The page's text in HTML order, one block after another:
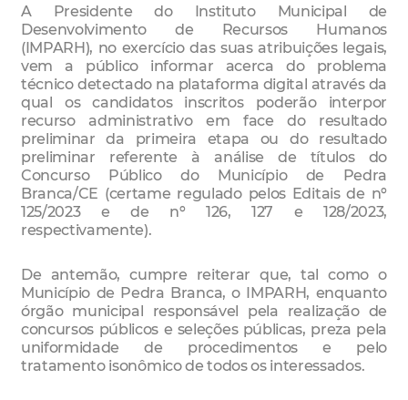
A Presidente do Instituto Municipal de
Desenvolvimento de Recursos Humanos
(IMPARH), no exercício das suas atribuições legais,
vem a público informar acerca do problema
técnico detectado na plataforma digital através da
qual os candidatos inscritos poderão interpor
recurso administrativo em face do resultado
preliminar da primeira etapa ou do resultado
preliminar referente à análise de títulos do
Concurso Público do Município de Pedra
Branca/CE (certame regulado pelos Editais de nº
125/2023 e de nº 126, 127 e 128/2023,
respectivamente).
De antemão, cumpre reiterar que, tal como o
Município de Pedra Branca, o IMPARH, enquanto
órgão municipal responsável pela realização de
concursos públicos e seleções públicas, preza pela
uniformidade de procedimentos e pelo
tratamento isonômico de todos os interessados.